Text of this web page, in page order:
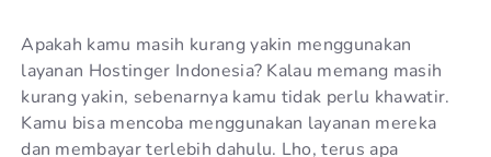
Apakah kamu masih kurang yakin menggunakan
layanan Hostinger Indonesia? Kalau memang masih
kurang yakin, sebenarnya kamu tidak perlu khawatir.
Kamu bisa mencoba menggunakan layanan mereka
dan membayar terlebih dahulu. Lho, terus apa